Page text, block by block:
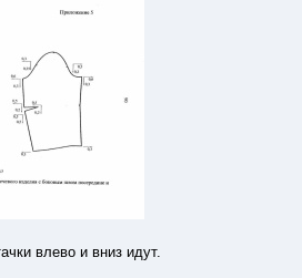
влево и вниз идут.